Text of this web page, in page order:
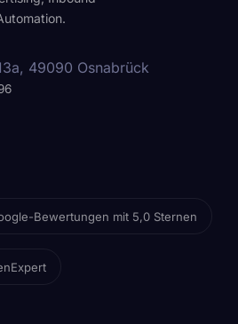
49090 Osnabrück
Bewertungen mit 5,0 Sternen